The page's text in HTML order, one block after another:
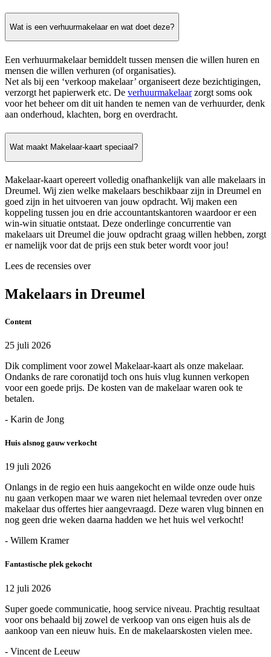
Wat is een verhuurmakelaar en wat doet deze?
Een verhuurmakelaar bemiddelt tussen mensen die willen huren en
mensen die willen verhuren (of organisaties).
Net als bij een ‘verkoop makelaar’ organiseert deze bezichtigingen,
verzorgt het papierwerk etc. De verhuurmakelaarzorgt soms ook
voor het beheer om dit uit handen te nemen van de verhuurder, denk
aan onderhoud, klachten, borg en overdracht.
Wat maakt Makelaar-kaart speciaal?
Makelaar-kaart opereert volledig onafhankelijk van alle makelaars in
Dreumel. Wij zien welke makelaars beschikbaar zijn in Dreumel en
goed zijn in het uitvoeren van jouw opdracht. Wij maken een
koppeling tussen jou en drie accountantskantoren waardoor er een
win-win situatie ontstaat. Deze onderlinge concurrentie van
makelaars uit Dreumel die jouw opdracht graag willen hebben, zorgt
er namelijk voor dat de prijs een stuk beter wordt voor jou!
Lees de recensies over
Makelaars in Dreumel
Content
25 juli 2026
Dik compliment voor zowel Makelaar-kaart als onze makelaar.
Ondanks de rare coronatijd toch ons huis vlug kunnen verkopen
voor een goede prijs. De kosten van de makelaar waren ook te
betalen.
- Karin de Jong
Huis alsnog gauw verkocht
19 juli 2026
Onlangs in de regio een huis aangekocht en wilde onze oude huis
nu gaan verkopen maar we waren niet helemaal tevreden over onze
makelaar dus offertes hier aangevraagd. Deze waren vlug binnen en
nog geen drie weken daarna hadden we het huis wel verkocht!
- Willem Kramer
Fantastische plek gekocht
12 juli 2026
Super goede communicatie, hoog service niveau. Prachtig resultaat
voor ons behaald bij zowel de verkoop van ons eigen huis als de
aankoop van een nieuw huis. En de makelaarskosten vielen mee.
- Vincent de Leeuw